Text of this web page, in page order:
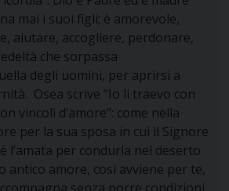
mai i suoi figli; è amorevole,
aiutare, accogliere, perdonare,
che sorpassa
degli uomini, per aprirsi a
Osea scrive “Io li traevo con
vincoli d’amore”: come nella
per la sua sposa in cui il Signore
l’amata per condurla nel deserto
antico amore, così avviene per te,